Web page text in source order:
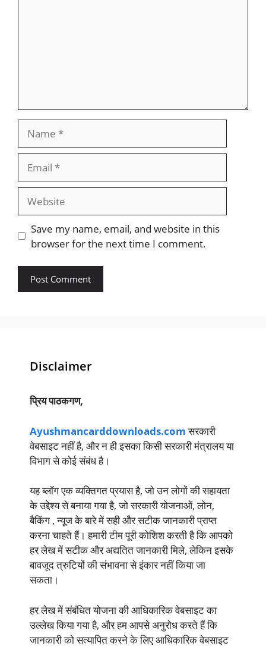
Website
Save my name, email, and website in this
browser for the next time I comment.
Disclaimer
प्रिय पाठकगण,
Ayushmancarddownloads.comसरकारी
वेबसाइट नहीं है, और न ही इसका किसी सरकारी मंत्रालय या
विभाग से कोई संबंध है।
यह ब्लॉग एक व्यक्तिगत प्रयास है, जो उन लोगों की सहायता
के उद्देश्य से बनाया गया है, जो सरकारी योजनाओं, लोन,
बैकिंग , न्यूज के बारे में सही और सटीक जानकारी प्राप्त
करना चाहते हैं। हमारी टीम पूरी कोशिश करती है कि आपको
हर लेख में सटीक और अद्यतित जानकारी मिले, लेकिन इसके
बावजूद त्रुटियों की संभावना से इंकार नहीं किया जा
सकता।
हर लेख में संबंधित योजना की आधिकारिक वेबसाइट का
उल्लेख किया गया है, और हम आपसे अनुरोध करते हैं कि
जानकारी को सत्यापित करने के लिए आधिकारिक वेबसाइट